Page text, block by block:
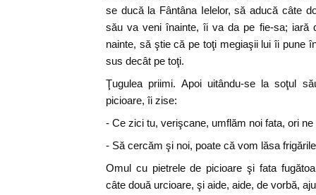
se ducă la Fântâna Ielelor, să aducă câte
său va veni înainte, îi va da pe fie-sa; iară
nainte, să ştie că pe toţi megiaşii lui îi pune
sus decât pe toţi.
Ţugulea priimi. Apoi uitându-se la soţul
picioare, îi zise:
- Ce zici tu, verişcane, umflăm noi fata, ori
- Să cercăm şi noi, poate că vom lăsa
Omul cu pietrele de picioare şi fata
câte două urcioare, şi aide, aide, de vorbă,